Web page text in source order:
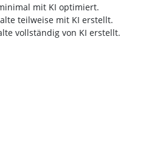
mit KI optimiert.
teilweise mit KI erstellt.
vollständig von KI erstellt.